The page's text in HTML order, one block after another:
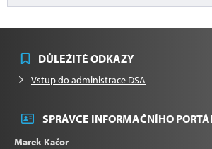
DŮLEŽITÉ ODKAZY
Vstup do administrace DSA
SPRÁVCE INFORMAČNÍHO
Marek Kačor